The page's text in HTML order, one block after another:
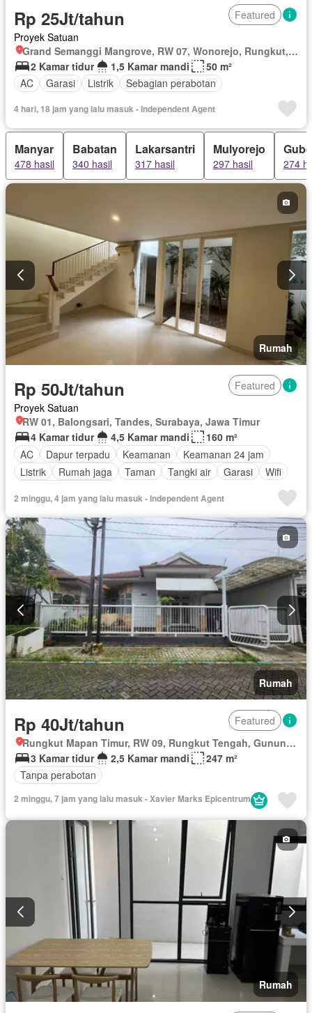
Rp 25Jt/tahun
Featured
Proyek Satuan
Grand Semanggi Mangrove, RW 07, Wonorejo, Rungkut, Surabaya, Jawa Timur
2 Kamar tidur
1,5 Kamar mandi
50 m²
AC
Garasi Listrik Sebagian perabotan
4 hari, 18 jam yang lalu masuk - Independent Agent
Manyar
478 hasil
Babatan
340 hasil
Lakarsantri
317 hasil
Mulyorejo
297 hasil 274
Rumah
Rp 50Jt/tahun
Featured
Proyek Satuan
RW 01, Balongsari, Tandes, Surabaya, Jawa Timur
4 Kamar tidur
4,5 Kamar mandi
160 m²
AC
Dapur terpadu Keamanan
Keamanan 24 jam
Listrik
Rumah jaga Taman Tangki air Garasi
Wifi
2 minggu, 4 jam yang lalu masuk - Independent Agent
Rumah
Rp 40Jt/tahun
Featured
Rungkut Mapan Timur, RW 09, Rungkut Tengah, Gunung Anyar, Surabaya, Jawa Timur
3 Kamar tidur
2,5 Kamar mandi
247 m²
Tanpa perabotan
2 minggu, 7 jam yang lalu masuk - Xavier Marks Epicentrum
Rumah